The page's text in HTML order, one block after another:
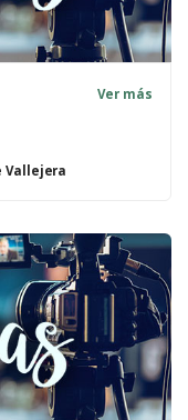
Ver más
Vallejera